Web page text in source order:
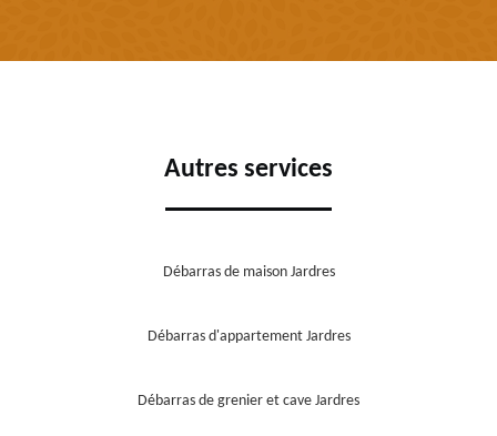
Autres services
Débarras de maison Jardres
Débarras d'appartement Jardres
Débarras de grenier et cave Jardres